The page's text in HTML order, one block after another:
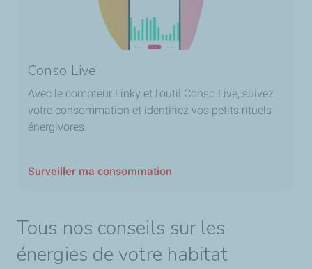
Conso Live
Avec le compteur Linky et l’outil Conso Live, suivez
votre consommation et identifiez vos petits rituels
énergivores.
Surveiller ma consommation
Tous nos conseils sur les
énergies de votre habitat